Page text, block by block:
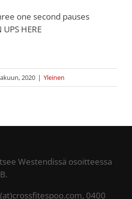
one second pauses
HERE
2020 | Yleinen
Westendissä osoitteessa
0400